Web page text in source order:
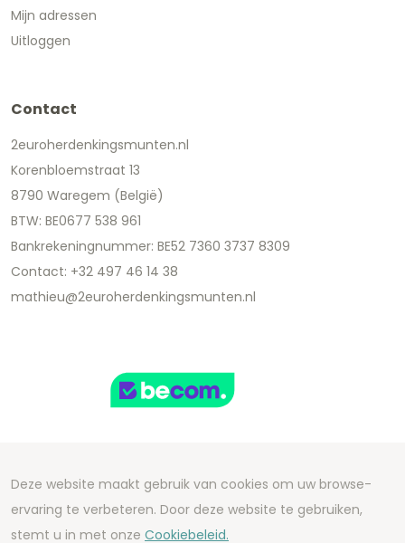
Mijn adressen
Uitloggen
Contact
2euroherdenkingsmunten.nl
Korenbloemstraat 13
8790 Waregem (België)
BTW: BE0677 538 961
Bankrekeningnummer: BE52 7360 3737 8309
Contact: +32 497 46 14 38
mathieu@2euroherdenkingsmunten.nl
Copyright 2026 We Can Do Better Online BV
Development by2mprove- Content by
2euroherdenkingsmunten.nl
Deze website maakt gebruik van cookies om uw browse-
ervaring te verbeteren. Door deze website te gebruiken,
stemt u in met onze Cookiebeleid.